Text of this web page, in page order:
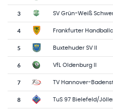
3 SV Grün-Weiß
4 Frankfurter
5 Buxtehuder SV II
6 VfL Oldenburg II
7 TV Hannover-
8 TuS 97 Bielefeld/